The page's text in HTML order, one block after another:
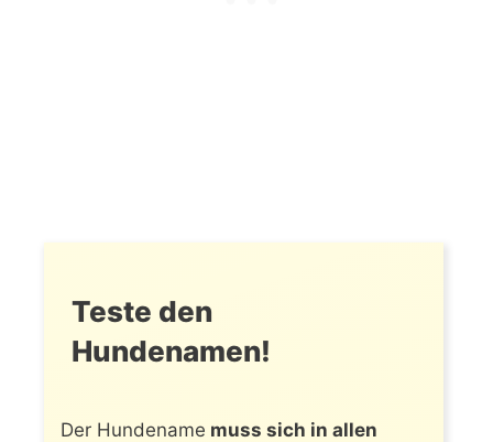
Teste den
Hundenamen!
Der Hundename muss sich in allen